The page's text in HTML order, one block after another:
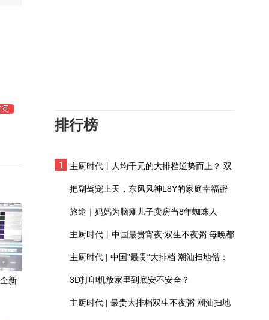
新
排行榜
主厨时代丨人均千元的大排档逆势而上？ 双
把副驾宠上天，东风风神L8Y的家庭幸福密
旅途｜妈妈为脑瘫儿子卖房当8年蜘蛛人
主厨时代丨中国最贵宵夜:双生不夜粥 每晚都
主厨时代 | 中国”最贵“大排档 潮汕扫地僧：
3D打印机放家里到底安不安全？
主厨时代 | 最贵大排档双生不夜粥 潮汕扫地